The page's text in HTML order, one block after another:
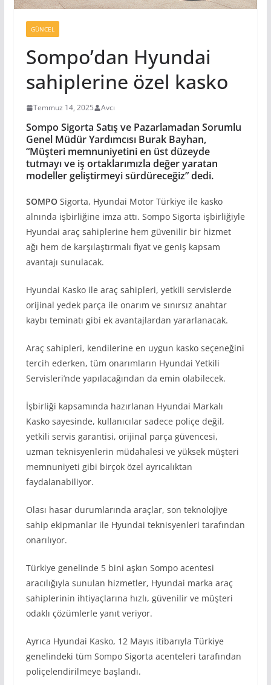
GÜNCEL
Sompo’dan Hyundai
sahiplerine özel kasko
Temmuz 14, 2025 Avcı
Sompo Sigorta Satış ve Pazarlamadan Sorumlu
Genel Müdür Yardımcısı Burak Bayhan,
“Müşteri memnuniyetini en üst düzeyde
tutmayı ve iş ortaklarımızla değer yaratan
modeller geliştirmeyi sürdüreceğiz”dedi.
SOMPOSigorta, Hyundai Motor Türkiye ile kasko
alnında işbirliğine imza attı. Sompo Sigorta işbirliğiyle
Hyundai araç sahiplerine hem güvenilir bir hizmet
ağı hem de karşılaştırmalı fiyat ve geniş kapsam
avantajı sunulacak.
Hyundai Kasko ile araç sahipleri, yetkili servislerde
orijinal yedek parça ile onarım ve sınırsız anahtar
kaybı teminatı gibi ek avantajlardan yararlanacak.
Araç sahipleri, kendilerine en uygun kasko seçeneğini
tercih ederken, tüm onarımların Hyundai Yetkili
Servisleri’nde yapılacağından da emin olabilecek.
İşbirliği kapsamında hazırlanan Hyundai Markalı
Kasko sayesinde, kullanıcılar sadece poliçe değil,
yetkili servis garantisi, orijinal parça güvencesi,
uzman teknisyenlerin müdahalesi ve yüksek müşteri
memnuniyeti gibi birçok özel ayrıcalıktan
faydalanabiliyor.
Olası hasar durumlarında araçlar, son teknolojiye
sahip ekipmanlar ile Hyundai teknisyenleri tarafından
onarılıyor.
Türkiye genelinde 5 bini aşkın Sompo acentesi
aracılığıyla sunulan hizmetler, Hyundai marka araç
sahiplerinin ihtiyaçlarına hızlı, güvenilir ve müşteri
odaklı çözümlerle yanıt veriyor.
Ayrıca Hyundai Kasko, 12 Mayıs itibarıyla Türkiye
genelindeki tüm Sompo Sigorta acenteleri tarafından
poliçelendirilmeye başlandı.